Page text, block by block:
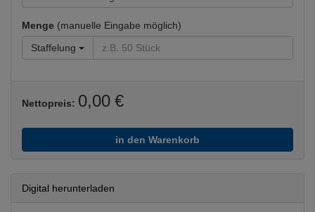
Menge (manuelle Eingabe möglich)
Staffelung
Nettopreis: 0,00 €
in den Warenkorb
Digital herunterladen